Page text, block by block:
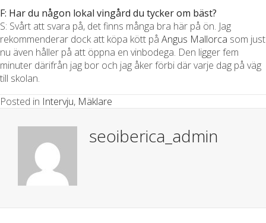
F: Har du någon lokal vingård du tycker om bäst?
S: Svårt att svara på, det finns många bra här på ön. Jag
rekommenderar dock att köpa kött på Angus Mallorca som just
nu även håller på att öppna en vinbodega. Den ligger fem
minuter därifrån jag bor och jag åker förbi där varje dag på väg
till skolan.
Posted in Intervju, Mäklare
seoiberica_admin